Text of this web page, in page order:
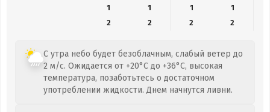
1
1 1
1
2
2 2 2
С утра небо будет безоблачным, слабый ветер до
2 м/с. Ожидается от +20°C до +36°C, высокая
температура, позаботьтесь о достаточном
употреблении жидкости. Днем начнутся ливни.